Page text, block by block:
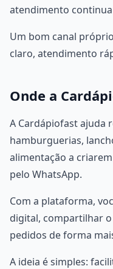
atendimento
Um bom canal
claro, atendimento
Onde a
A Cardápiofast ajuda
hamburguerias,
alimentação a
pelo WhatsApp.
Com a plataforma,
digital, compartilhar
pedidos de forma
A ideia é simples: